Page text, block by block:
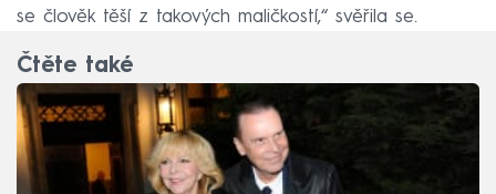
se člověk těší z takových maličkostí,“ svěřila se.
Čtěte také